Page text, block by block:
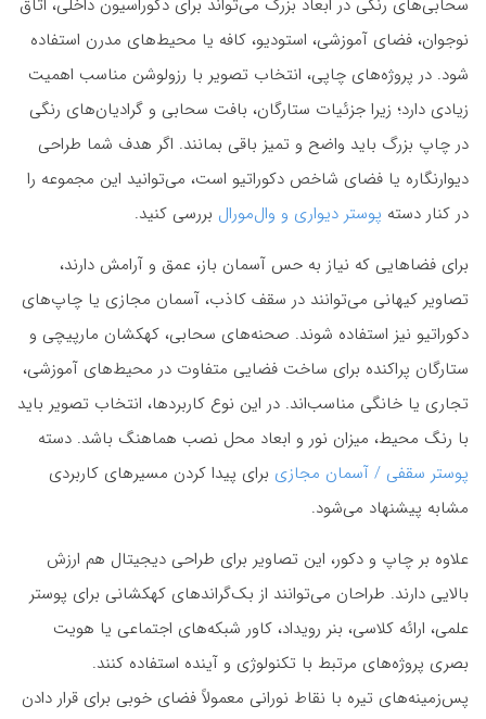
سحابی‌های رنگی در ابعاد بزرگ می‌تواند برای دکوراسیون داخلی، اتاق
نوجوان، فضای آموزشی، استودیو، کافه یا محیط‌های مدرن استفاده
شود. در پروژه‌های چاپی، انتخاب تصویر با رزولوشن مناسب اهمیت
زیادی دارد؛ زیرا جزئیات ستارگان، بافت سحابی و گرادیان‌های رنگی
در چاپ بزرگ باید واضح و تمیز باقی بمانند. اگر هدف شما طراحی
دیوارنگاره یا فضای شاخص دکوراتیو است، می‌توانید این مجموعه را
در کنار دسته پوستر دیواری و وال‌مورال بررسی کنید.
برای فضاهایی که نیاز به حس آسمان باز، عمق و آرامش دارند،
تصاویر کیهانی می‌توانند در سقف کاذب، آسمان مجازی یا چاپ‌های
دکوراتیو نیز استفاده شوند. صحنه‌های سحابی، کهکشان مارپیچی و
ستارگان پراکنده برای ساخت فضایی متفاوت در محیط‌های آموزشی،
تجاری یا خانگی مناسب‌اند. در این نوع کاربردها، انتخاب تصویر باید
با رنگ محیط، میزان نور و ابعاد محل نصب هماهنگ باشد. دسته
پوستر سقفی / آسمان مجازی برای پیدا کردن مسیرهای کاربردی
مشابه پیشنهاد می‌شود.
علاوه بر چاپ و دکور، این تصاویر برای طراحی دیجیتال هم ارزش
بالایی دارند. طراحان می‌توانند از بک‌گراندهای کهکشانی برای پوستر
علمی، ارائه کلاسی، بنر رویداد، کاور شبکه‌های اجتماعی یا هویت
بصری پروژه‌های مرتبط با تکنولوژی و آینده استفاده کنند.
پس‌زمینه‌های تیره با نقاط نورانی معمولاً فضای خوبی برای قرار دادن